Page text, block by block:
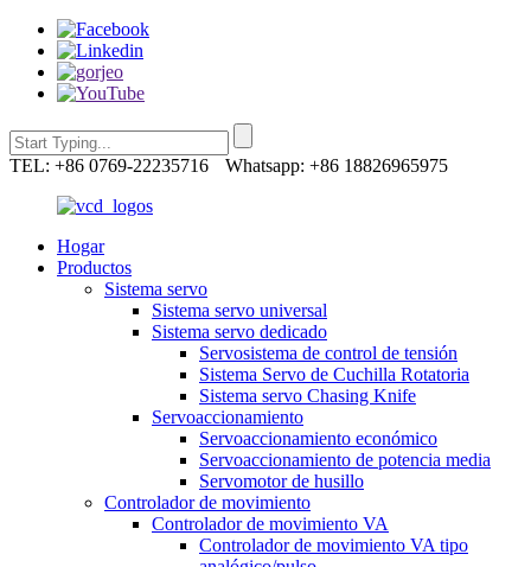
TEL: +86 0769-22235716 Whatsapp: +86 18826965975
Hogar
Productos
Sistema servo
Sistema servo universal
Sistema servo dedicado
Servosistema de control de tensión
Sistema Servo de Cuchilla Rotatoria
Sistema servo Chasing Knife
Servoaccionamiento
Servoaccionamiento económico
Servoaccionamiento de potencia media
Servomotor de husillo
Controlador de movimiento
Controlador de movimiento VA
Controlador de movimiento VA tipo